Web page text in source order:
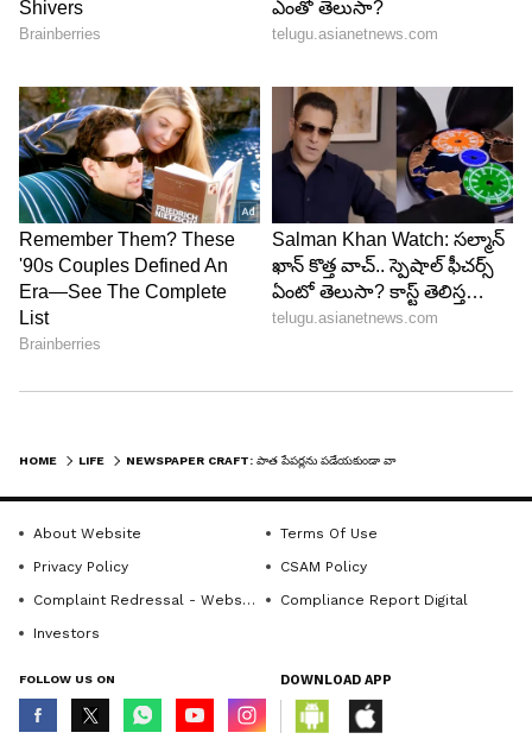
LATEST VIDEOS
ABOUT THE AUTHOR
HOME LIFE NEWSPAPER CRAFT: పాత పేపర్లను పడేయకుండా వాటితో మీ ఇంటిని అందంగా మార్చేయండి
About Website
Terms Of Use
Privacy Policy
CSAM Policy
Complaint Redressal - Website
Compliance Report Digital
Investors
FOLLOW US ON DOWNLOAD APP